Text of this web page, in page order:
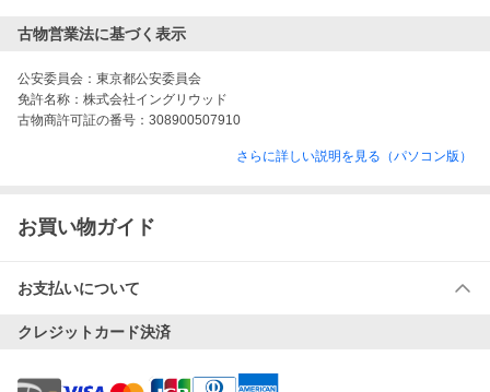
古物営業法に基づく表示
公安委員会： 東京都公安委員会
免許名称： 株式会社イングリウッド
古物商許可証の番号： 308900507910
さらに詳しい説明を見る（パソコン版）
お買い物ガイド
お支払いについて
クレジットカード決済